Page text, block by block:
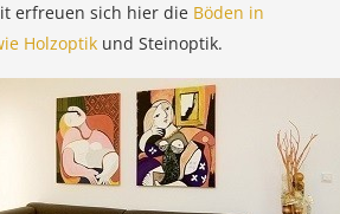
erfreuen sich hier die Böden in
Holzoptik und Steinoptik.